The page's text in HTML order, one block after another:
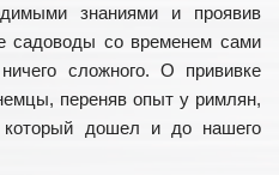
знаниями и проявив
садоводы со временем сами
сложного. О прививке
переняв опыт у римлян,
который дошел и до нашего